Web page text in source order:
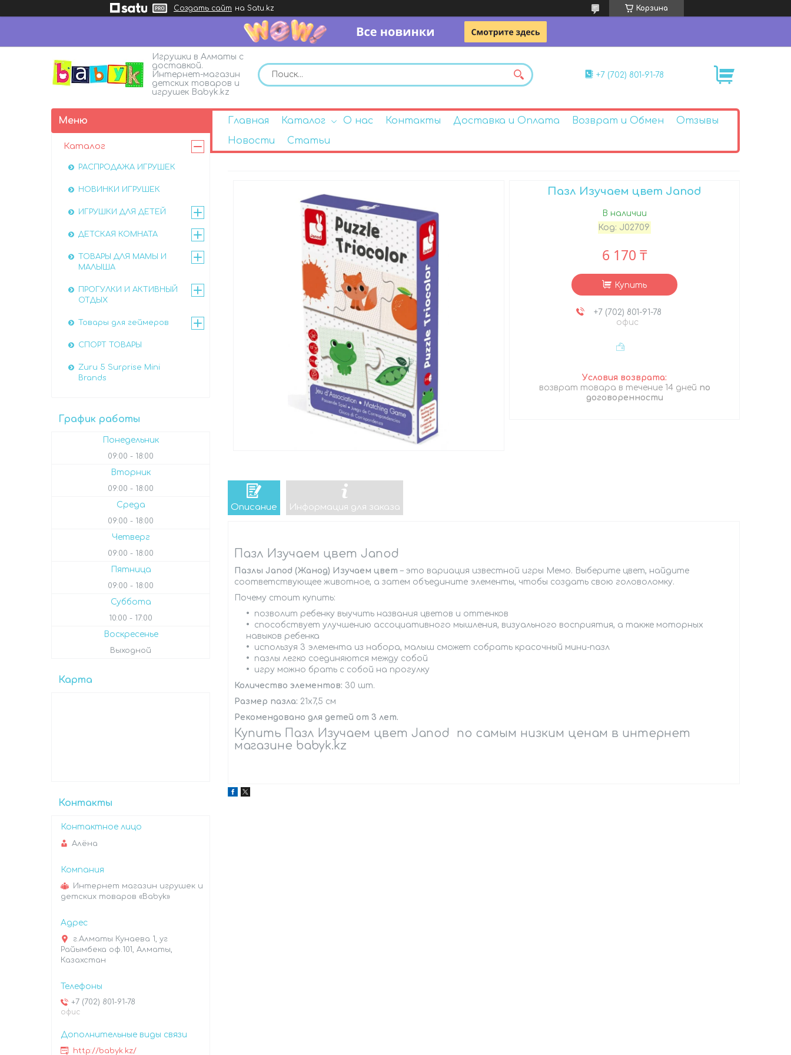
Создать сайт на Satu.kz Корзина
Игрушки в Алматы с
доставкой.
Интернет-магазин
детских товаров и
игрушек Babyk.kz
+7 (702) 801-91-78
Главная Каталог О нас Контакты Доставка и Оплата Возврат и Обмен
Отзывы
Новости
Статьи
Пазл Изучаем цвет Janod
В наличии
Код: J02709
6 170 ₸
Купить
+7 (702) 801-91-78
офис
возврат товара в течение 14 дней по
договоренности
Описание Информация для заказа
Пазл Изучаем цвет Janod
Пазлы Janod (Жанод) Изучаем цвет– это вариация известной игры Мемо. Выберите цвет, найдите
соответствующее животное, а затем объедините элементы, чтобы создать свою головоломку.
Почему стоит купить:
позволит ребенку выучить названия цветов и оттенков
способствует улучшению ассоциативного мышления, визуального восприятия, а также моторных
навыков ребенка
используя 3 элемента из набора, малыш сможет собрать красочный мини-пазл
пазлы легко соединяются между собой
игру можно брать с собой на прогулку
Количество элементов: 30 шт.
Размер пазла: 21x7,5 см
Рекомендовано для детей от 3 лет.
Купить Пазл Изучаем цвет Janod по самым низким ценам в интернет
магазине babyk.kz
Каталог
РАСПРОДАЖА ИГРУШЕК
НОВИНКИ ИГРУШЕК
ИГРУШКИ ДЛЯ ДЕТЕЙ
ДЕТСКАЯ КОМНАТА
ТОВАРЫ ДЛЯ МАМЫ И
МАЛЫША
ПРОГУЛКИ И АКТИВНЫЙ
ОТДЫХ
Товары для геймеров
СПОРТ ТОВАРЫ
Zuru 5 Surprise Mini
Brands
График работы
Понедельник
09:00 18:00
Вторник
09:00 18:00
Среда
09:00 18:00
Четверг
09:00 18:00
Пятница
09:00 18:00
Суббота
10:00 17:00
Воскресенье
Выходной
Карта
Контакты
Алёна
Интернет магазин игрушек и
детских товаров «Babyk»
г.Алматы Кунаева 1, уг
Райымбека оф.101, Алматы,
Казахстан
+7 (702) 801-91-78
офис
http://babyk.kz/